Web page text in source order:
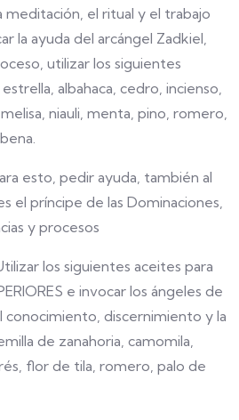
meditación, el ritual y el trabajo
la ayuda del arcángel Zadkiel,
utilizar los siguientes
albahaca, cedro, incienso,
niauli, menta, pino, romero,
esto, pedir ayuda, también al
el príncipe de las Dominaciones,
y procesos
los siguientes aceites para
e invocar los ángeles de
conocimiento, discernimiento y la
de zanahoria, camomila,
flor de tila, romero, palo de